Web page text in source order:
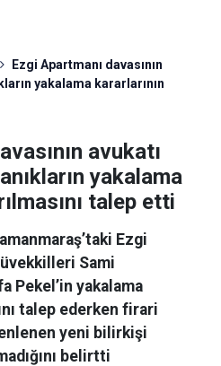
Ezgi Apartmanı davasının
yakalama kararlarının
avukatı
yakalama
talep etti
Ezgi
Sami
Pekel’in yakalama
talep ederken firari
yeni bilirkişi
belirtti